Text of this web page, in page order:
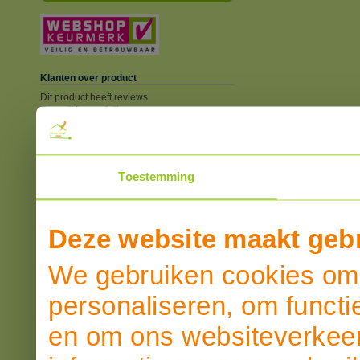
Toestemming
Deze website maakt
We gebruiken cookies
personaliseren, om
en om ons
Klanten over product
Dit product heeft reviews
Overall beoordeling
SCHRIJF EEN REVIEW